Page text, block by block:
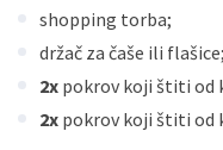
shopping torba;
držač za čaše ili flašice;
2x pokrov koji štiti od
2x pokrov koji štiti od